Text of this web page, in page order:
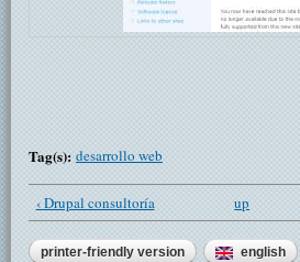
Tag(s): desarrollo web
‹ Drupal consultoría up
printer-friendly version english